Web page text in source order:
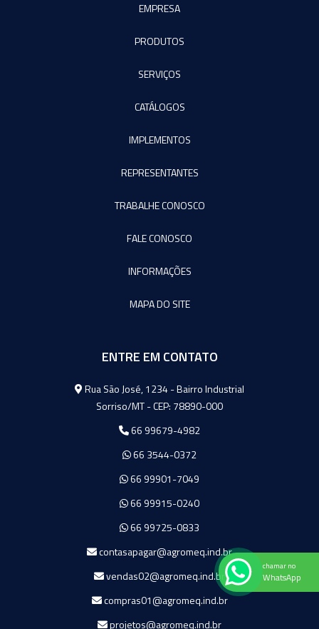
EMPRESA
PRODUTOS
SERVIÇOS
CATÁLOGOS
IMPLEMENTOS
REPRESENTANTES
TRABALHE CONOSCO
FALE CONOSCO
INFORMAÇÕES
MAPA DO SITE
ENTRE EM CONTATO
Agromeq
Rua São José, 1234 - Bairro Industrial
Sorriso/MT - CEP: 78890-000
66 99679-4982
66 3544-0372
66 99901-7049
66 99915-0240
66 99725-0833
contasapagar@agromeq.ind.br
vendas02@agromeq.ind.br
compras01@agromeq.ind.br
projetos@agromeq.ind.br
chamar no
WhatsApp